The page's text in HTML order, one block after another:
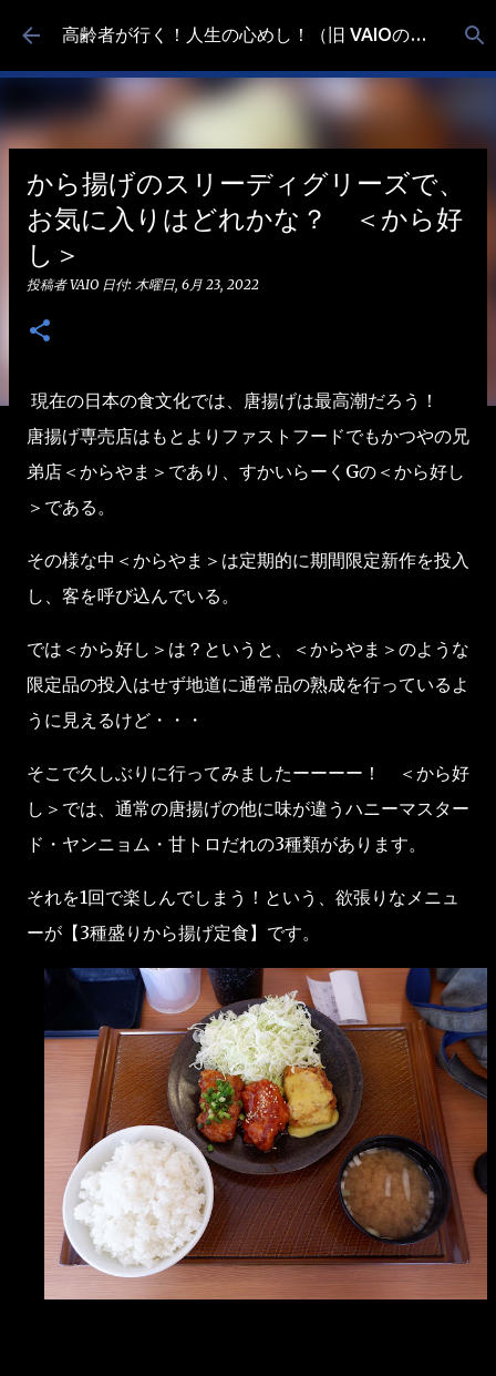
スキップしてメイン コンテンツに移動 高齢者が行く！人生の心めし！（旧 VAIOの食べ歩き）
から揚げのスリーディグリーズで、
お気に入りはどれかな？ ＜から好
し＞
投稿者VAIO 日付: 木曜日, 6月 23, 2022
現在の日本の食文化では、唐揚げは最高潮だろう！
唐揚げ専売店はもとよりファストフードでもかつやの兄
弟店＜からやま＞であり、すかいらーくGの＜から好し
＞である。
その様な中＜からやま＞は定期的に期間限定新作を投入
し、客を呼び込んでいる。
では＜から好し＞は？というと、＜からやま＞のような
限定品の投入はせず地道に通常品の熟成を行っているよ
うに見えるけど・・・
そこで久しぶりに行ってみましたーーーー！ ＜から好
し＞では、通常の唐揚げの他に味が違うハニーマスター
ド・ヤンニョム・甘トロだれの3種類があります。
それを1回で楽しんでしまう！という、欲張りなメニュ
ーが【3種盛りから揚げ定食】です。